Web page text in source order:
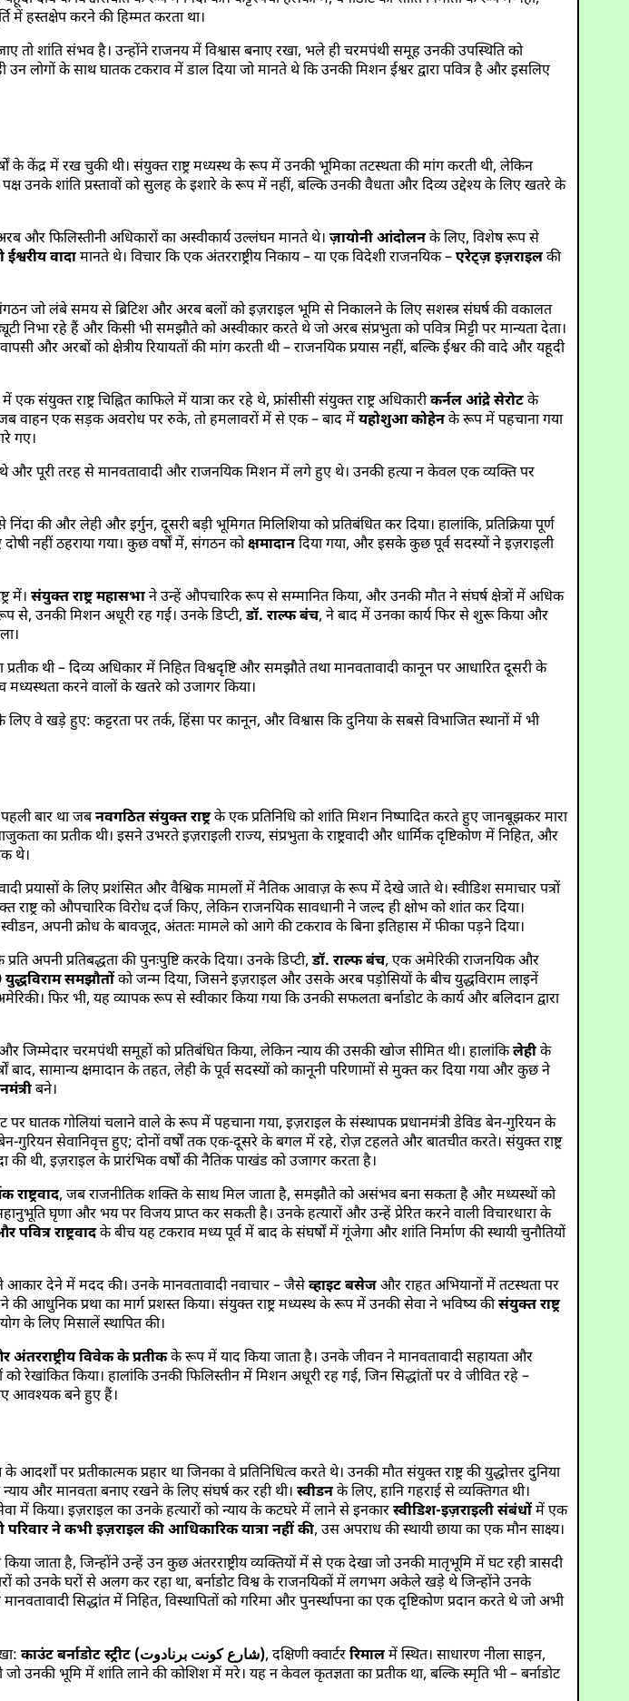
में हस्तक्षेप करने की हिम्मत करता था।
तो शांति संभव है। उन्होंने राजनय में विश्वास बनाए रखा, भले ही चरमपंथी समूह उनकी उपस्थिति को
लोगों के साथ घातक टकराव में डाल दिया जो मानते थे कि उनकी मिशन ईश्वर द्वारा पवित्र है और इसलिए
के केंद्र में रख चुकी थी। संयुक्त राष्ट्र मध्यस्थ के रूप में उनकी भूमिका तटस्थता की मांग करती थी, लेकिन
पक्ष उनके शांति प्रस्तावों को सुलह के इशारे के रूप में नहीं, बल्कि उनकी वैधता और दिव्य उद्देश्य के लिए खतरे के
और फिलिस्तीनी अधिकारों का अस्वीकार्य उल्लंघन मानते थे।ज़ायोनी आंदोलनके लिए, विशेष रूप से
वादामानते थे। विचार कि एक अंतरराष्ट्रीय निकाय – या एक विदेशी राजनयिक –एरेट्ज़ इज़राइलकी
जो लंबे समय से ब्रिटिश और अरब बलों को इज़राइल भूमि से निकालने के लिए सशस्त्र संघर्ष की वकालत
निभा रहे हैं और किसी भी समझौते को अस्वीकार करते थे जो अरब संप्रभुता को पवित्र मिट्टी पर मान्यता देता।
और अरबों को क्षेत्रीय रियायतों की मांग करती थी – राजनयिक प्रयास नहीं, बल्कि ईश्वर की वादे और यहूदी
में एक संयुक्त राष्ट्र चिह्नित काफिले में यात्रा कर रहे थे, फ्रांसीसी संयुक्त राष्ट्र अधिकारीकर्नल आंद्रे सेरोटके
जब वाहन एक सड़क अवरोध पर रुके, तो हमलावरों में से एक – बाद मेंयहोशुआ कोहेनके रूप में पहचाना गया
गए।
रहे थे और पूरी तरह से मानवतावादी और राजनयिक मिशन में लगे हुए थे। उनकी हत्या न केवल एक व्यक्ति पर
की और लेही और इर्गुन, दूसरी बड़ी भूमिगत मिलिशिया को प्रतिबंधित कर दिया। हालांकि, प्रतिक्रिया पूर्ण
नहीं ठहराया गया। कुछ वर्षों में, संगठन कोक्षमादानदिया गया, और इसके कुछ पूर्व सदस्यों ने इज़राइली
में।संयुक्त राष्ट्र महासभाने उन्हें औपचारिक रूप से सम्मानित किया, और उनकी मौत ने संघर्ष क्षेत्रों में अधिक
रूप से, उनकी मिशन अधूरी रह गई। उनके डिप्टी,डॉ. राल्फ बंच, ने बाद में उनका कार्य फिर से शुरू किया और
थी – दिव्य अधिकार में निहित विश्वदृष्टि और समझौते तथा मानवतावादी कानून पर आधारित दूसरी के
करने वालों के खतरे को उजागर किया।
वे खड़े हुए: कट्टरता पर तर्क, हिंसा पर कानून, और विश्वास कि दुनिया के सबसे विभाजित स्थानों में भी
पहली बार था जबनवगठित संयुक्त राष्ट्रके एक प्रतिनिधि को शांति मिशन निष्पादित करते हुए जानबूझकर मारा
का प्रतीक थी। इसने उभरते इज़राइली राज्य, संप्रभुता के राष्ट्रवादी और धार्मिक दृष्टिकोण में निहित, और
थे।
प्रयासों के लिए प्रशंसित और वैश्विक मामलों में नैतिक आवाज़ के रूप में देखे जाते थे। स्वीडिश समाचार पत्रों
को औपचारिक विरोध दर्ज किए, लेकिन राजनयिक सावधानी ने जल्द ही क्षोभ को शांत कर दिया।
अपनी क्रोध के बावजूद, अंततः मामले को आगे की टकराव के बिना इतिहास में फीका पड़ने दिया।
अपनी प्रतिबद्धता की पुनःपुष्टि करके दिया। उनके डिप्टी,डॉ. राल्फ बंच, एक अमेरिकी राजनयिक और
युद्धविराम समझौतोंको जन्म दिया, जिसने इज़राइल और उसके अरब पड़ोसियों के बीच युद्धविराम लाइनें
फिर भी, यह व्यापक रूप से स्वीकार किया गया कि उनकी सफलता बर्नाडोट के कार्य और बलिदान द्वारा
जिम्मेदार चरमपंथी समूहों को प्रतिबंधित किया, लेकिन न्याय की उसकी खोज सीमित थी। हालांकिलेहीके
बाद, सामान्य क्षमादान के तहत, लेही के पूर्व सदस्यों को कानूनी परिणामों से मुक्त कर दिया गया और कुछ ने
बने।
पर घातक गोलियां चलाने वाले के रूप में पहचाना गया, इज़राइल के संस्थापक प्रधानमंत्री डेविड बेन-गुरियन के
गुरियन सेवानिवृत्त हुए; दोनों वर्षों तक एक-दूसरे के बगल में रहे, रोज़ टहलते और बातचीत करते। संयुक्त राष्ट्र
की थी, इज़राइल के प्रारंभिक वर्षों की नैतिक पाखंड को उजागर करता है।
राष्ट्रवाद, जब राजनीतिक शक्ति के साथ मिल जाता है, समझौते को असंभव बना सकता है और मध्यस्थों को
घृणा और भय पर विजय प्राप्त कर सकती है। उनके हत्यारों और उन्हें प्रेरित करने वाली विचारधारा के
राष्ट्रवादके बीच यह टकराव मध्य पूर्व में बाद के संघर्षों में गूंजेगा और शांति निर्माण की स्थायी चुनौतियों
आकार देने में मदद की। उनके मानवतावादी नवाचार – जैसेव्हाइट बसेजऔर राहत अभियानों में तटस्थता पर
की आधुनिक प्रथा का मार्ग प्रशस्त किया। संयुक्त राष्ट्र मध्यस्थ के रूप में उनकी सेवा ने भविष्य कीसंयुक्त राष्ट्र
के लिए मिसालें स्थापित की।
विवेक के प्रतीकके रूप में याद किया जाता है। उनके जीवन ने मानवतावादी सहायता और
रेखांकित किया। हालांकि उनकी फिलिस्तीन में मिशन अधूरी रह गई, जिन सिद्धांतों पर वे जीवित रहे –
आवश्यक बने हुए हैं।
पर प्रतीकात्मक प्रहार था जिनका वे प्रतिनिधित्व करते थे। उनकी मौत संयुक्त राष्ट्र की युद्धोत्तर दुनिया
और मानवता बनाए रखने के लिए संघर्ष कर रही थी।स्वीडनके लिए, हानि गहराई से व्यक्तिगत थी।
में किया। इज़राइल का उनके हत्यारों को न्याय के कटघरे में लाने से इनकारस्वीडिश-इज़राइली संबंधोंमें एक
परिवार ने कभी इज़राइल की आधिकारिक यात्रा नहीं की, उस अपराध की स्थायी छाया का एक मौन साक्ष्य।
किया जाता है, जिन्होंने उन्हें उन कुछ अंतरराष्ट्रीय व्यक्तियों में से एक देखा जो उनकी मातृभूमि में घट रही त्रासदी
को उनके घरों से अलग कर रहा था, बर्नाडोट विश्व के राजनयिकों में लगभग अकेले खड़े थे जिन्होंने उनके
सिद्धांत में निहित, विस्थापितों को गरिमा और पुनर्स्थापना का एक दृष्टिकोण प्रदान करते थे जो अभी
काउंट बर्नाडोट स्ट्रीट (شارع كونت برنادوت), दक्षिणी क्वार्टररिमालमें स्थित। साधारण नीला साइन,
भूमि में शांति लाने की कोशिश में मरे। यह न केवल कृतज्ञता का प्रतीक था, बल्कि स्मृति भी – बर्नाडोट